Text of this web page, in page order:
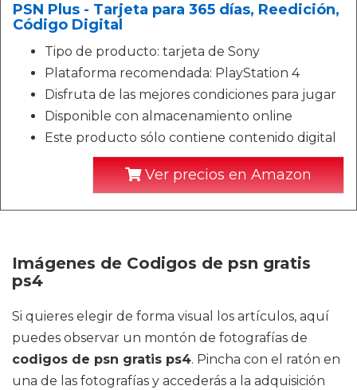
PSN Plus - Tarjeta para 365 días, Reedición,
Código Digital
Tipo de producto: tarjeta de Sony
Plataforma recomendada: PlayStation 4
Disfruta de las mejores condiciones para jugar
Disponible con almacenamiento online
Este producto sólo contiene contenido digital
Ver precios en Amazon
Imágenes de Codigos de psn gratis
ps4
Si quieres elegir de forma visual los artículos, aquí
puedes observar un montón de fotografías de
codigos de psn gratis ps4. Pincha con el ratón en
una de las fotografías y accederás a la adquisición